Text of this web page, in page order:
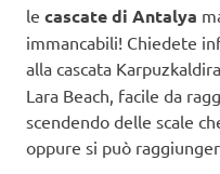
le cascate di Antalya
immancabili! Chiedete
alla cascata
Lara Beach, facile da
scendendo delle scale
oppure si può